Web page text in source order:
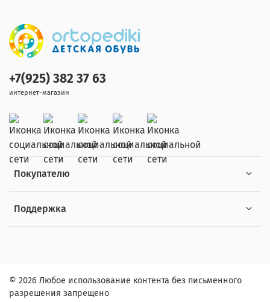
Покупателю
Поддержка
+7(925) 382 37 63
интернет-магазин
© 2026 Любое использование контента без письменного
разрешения запрещено